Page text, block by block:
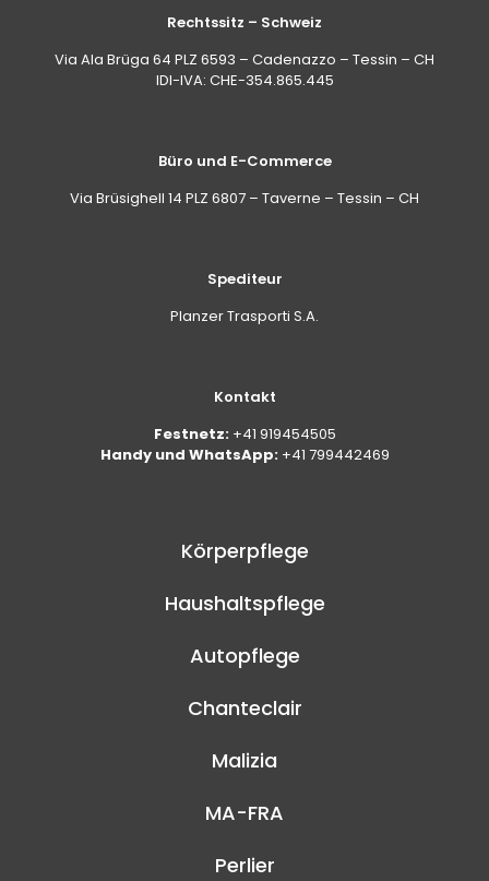
Rechtssitz – Schweiz
Via Ala Brüga 64 PLZ 6593 – Cadenazzo – Tessin – CH
IDI-IVA: CHE-354.865.445
Büro und E-Commerce
Via Brüsighell 14 PLZ 6807 – Taverne – Tessin – CH
Spediteur
Planzer Trasporti S.A.
Kontakt
Festnetz: +41 919454505
Handy und WhatsApp: +41 799442469
Körperpflege
Haushaltspflege
Autopflege
Chanteclair
Malizia
MA-FRA
Perlier